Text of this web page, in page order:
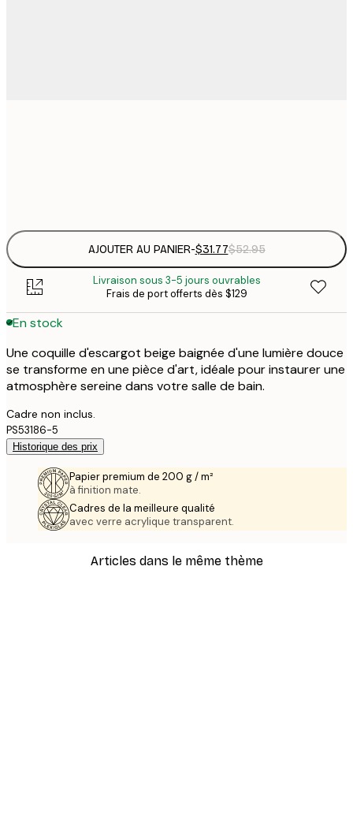
AJOUTER AU PANIER-$31.77$52.95
Livraison sous 3-5 jours ouvrables
Frais de port offerts dès $129
En stock
Une coquille d'escargot beige baignée d'une lumière douce
se transforme en une pièce d'art, idéale pour instaurer une
atmosphère sereine dans votre salle de bain.
Cadre non inclus.
PS53186-5
Historique des prix
Papier premium de 200 g / m²
à finition mate.
Cadres de la meilleure qualité
avec verre acrylique transparent.
Articles dans le même thème